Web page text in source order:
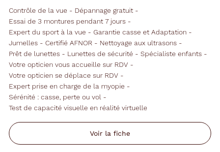
Contrôle de la vue
Dépannage gratuit
Essai de 3 montures pendant 7 jours
Expert du sport à la vue
Garantie casse et Adaptation
Jumelles
Certifié AFNOR
Nettoyage aux ultrasons
Prêt de lunettes
Lunettes de sécurité
Spécialiste enfants
Votre opticien vous accueille sur RDV
Votre opticien se déplace sur RDV
Expert prise en charge de la myopie
Sérénité : casse, perte ou vol
Test de capacité visuelle en réalité virtuelle
Voir la fiche